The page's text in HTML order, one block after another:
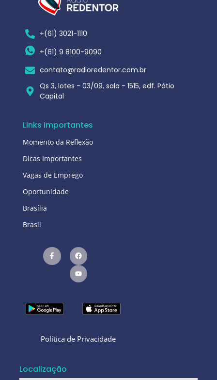
+(61) 3021-1110
+(61) 9 8100-9090
contato@radioredentor.com.br
Qs 3, lotes - 03/09, sala - 1515, edf. Pátio
Capital
Links importantes
Momento da Reflexão
Dicas Importantes
Vagas de Emprego
Oportunidade
Brasília
Brasil
Política de Privacidade
Localização